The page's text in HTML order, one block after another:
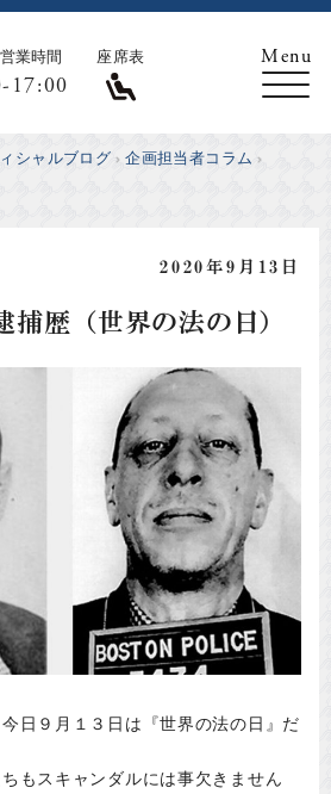
業時間
17:00
座席表
シャルブログ
企画担当者コラム
2020年9月13日
捕歴（世界の法の日）
日９月１３日は『世界の法の日』だ
もスキャンダルには事欠きません